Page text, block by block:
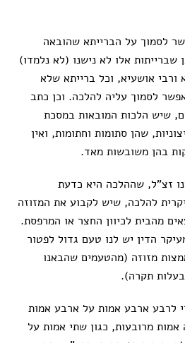
לסמוך על הברייתא שהובאה
שברייתות אלו לא נישנו (לא נלמדו)
אושעיא, וכל ברייתא שלא
לסמוך עליה להלכה. וכן כתב
שיש הלכות המובאות במסכת
שהן סתומות וחתומות, ואין
בהן משובשות מאד.
זצ”ל, שההלכה היא כדעת
להלכה, שיש לקבוע את המזוזה
מהבית לכיוון החצר או המרפסת.
הדין יש לנו טעם גדול לפטור
מזוזה (מהטעמים שהבאנו
תקרה).
לרבע ארבע אמות על ארבע אמות
מרובעות, כגון שתי אמות על